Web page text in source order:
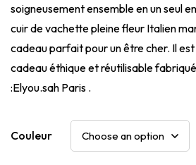
soigneusement ensemble en un seul
cuir de vachette pleine fleur Italien
cadeau parfait pour un être cher. Il
cadeau éthique et réutilisable
:Elyou.sah Paris .
Couleur